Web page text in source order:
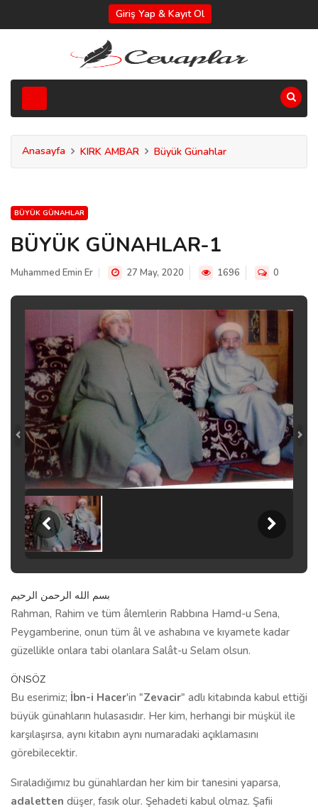
Giriş Yap & Kayıt Ol
Anasayfa KIRK AMBAR Büyük Günahlar
BÜYÜK GÜNAHLAR
BÜYÜK GÜNAHLAR-1
Muhammed Emin Er 27 May, 2020 1696 0
بسم الله الرحمن الرحيم
Rahman, Rahim ve tüm âlemlerin Rabbına Hamd-u Sena,
Peygamberine, onun tüm âl ve ashabına ve kıyamete kadar
güzellikle onlara tabi olanlara Salât-u Selam olsun.
ÖNSÖZ
Bu eserimiz; İbn-i Hacer'in "Zevacir" adlı kitabında kabul ettiği
büyük günahların hulasasıdır. Her kim, herhangi bir müşkül ile
karşılaşırsa, aynı kitabın aynı numaradaki açıklamasını
görebilecektir.
Sıraladığımız bu günahlardan her kim bir tanesini yaparsa,
adaletten düşer, fasık olur. Şehadeti kabul olmaz. Şafii